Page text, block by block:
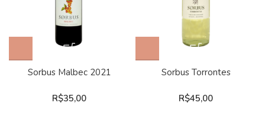
Sorbus Malbec 2021
R$35,00
Sorbus Torrontes
R$45,00